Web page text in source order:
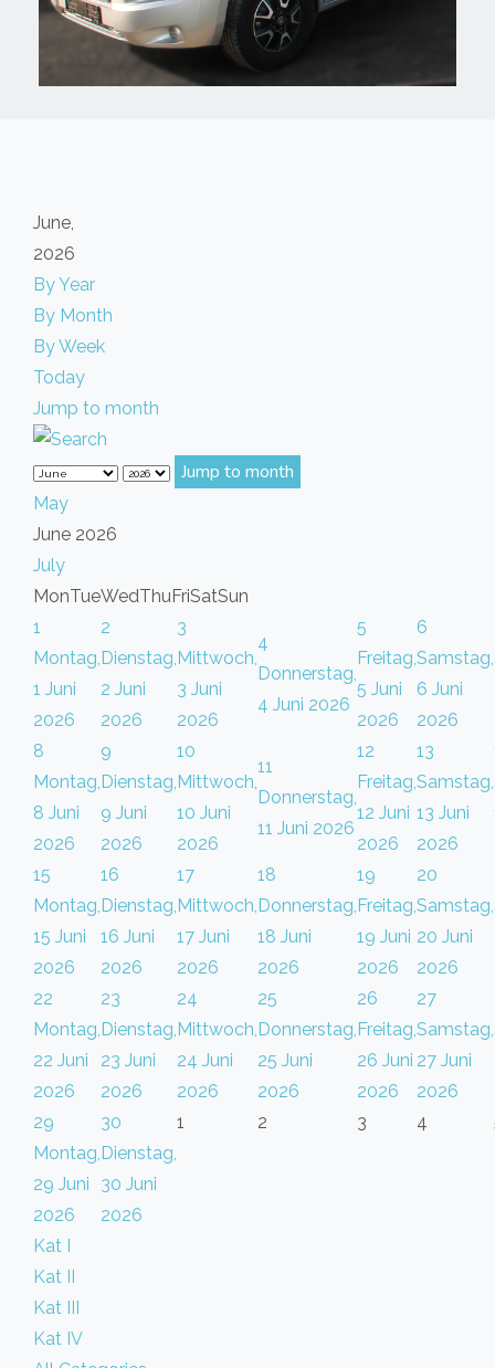
June,
2026
By Year
By Month
By Week
Today
Jump to month
Jump to month
May
June 2026
July
Mon Tue Wed ThuFriSatSun
1
Montag,
1 Juni
2026
2
Dienstag,
2 Juni
2026
3
Mittwoch,
3 Juni
2026
4
Donnerstag,
4 Juni 2026
5
Freitag,
5 Juni
2026
6
Samstag,
6 Juni
2026
8
Montag,
8 Juni
2026
9
Dienstag,
9 Juni
2026
10
Mittwoch,
10 Juni
2026
11
Donnerstag,
11 Juni 2026
12
Freitag,
12 Juni
2026
13
Samstag,
13 Juni
2026
15
Montag,
15 Juni
2026
16
Dienstag,
16 Juni
2026
17
Mittwoch,
17 Juni
2026
18
Donnerstag,
18 Juni
2026
19
Freitag,
19 Juni
2026
20
Samstag,
20 Juni
2026
22
Montag,
22 Juni
2026
23
Dienstag,
23 Juni
2026
24
Mittwoch,
24 Juni
2026
25
Donnerstag,
25 Juni
2026
26
Freitag,
26 Juni
2026
27
Samstag,
27 Juni
2026
29
Montag,
29 Juni
2026
30
Dienstag,
30 Juni
2026
1 2 3 4
Kat I
Kat II
Kat III
Kat IV